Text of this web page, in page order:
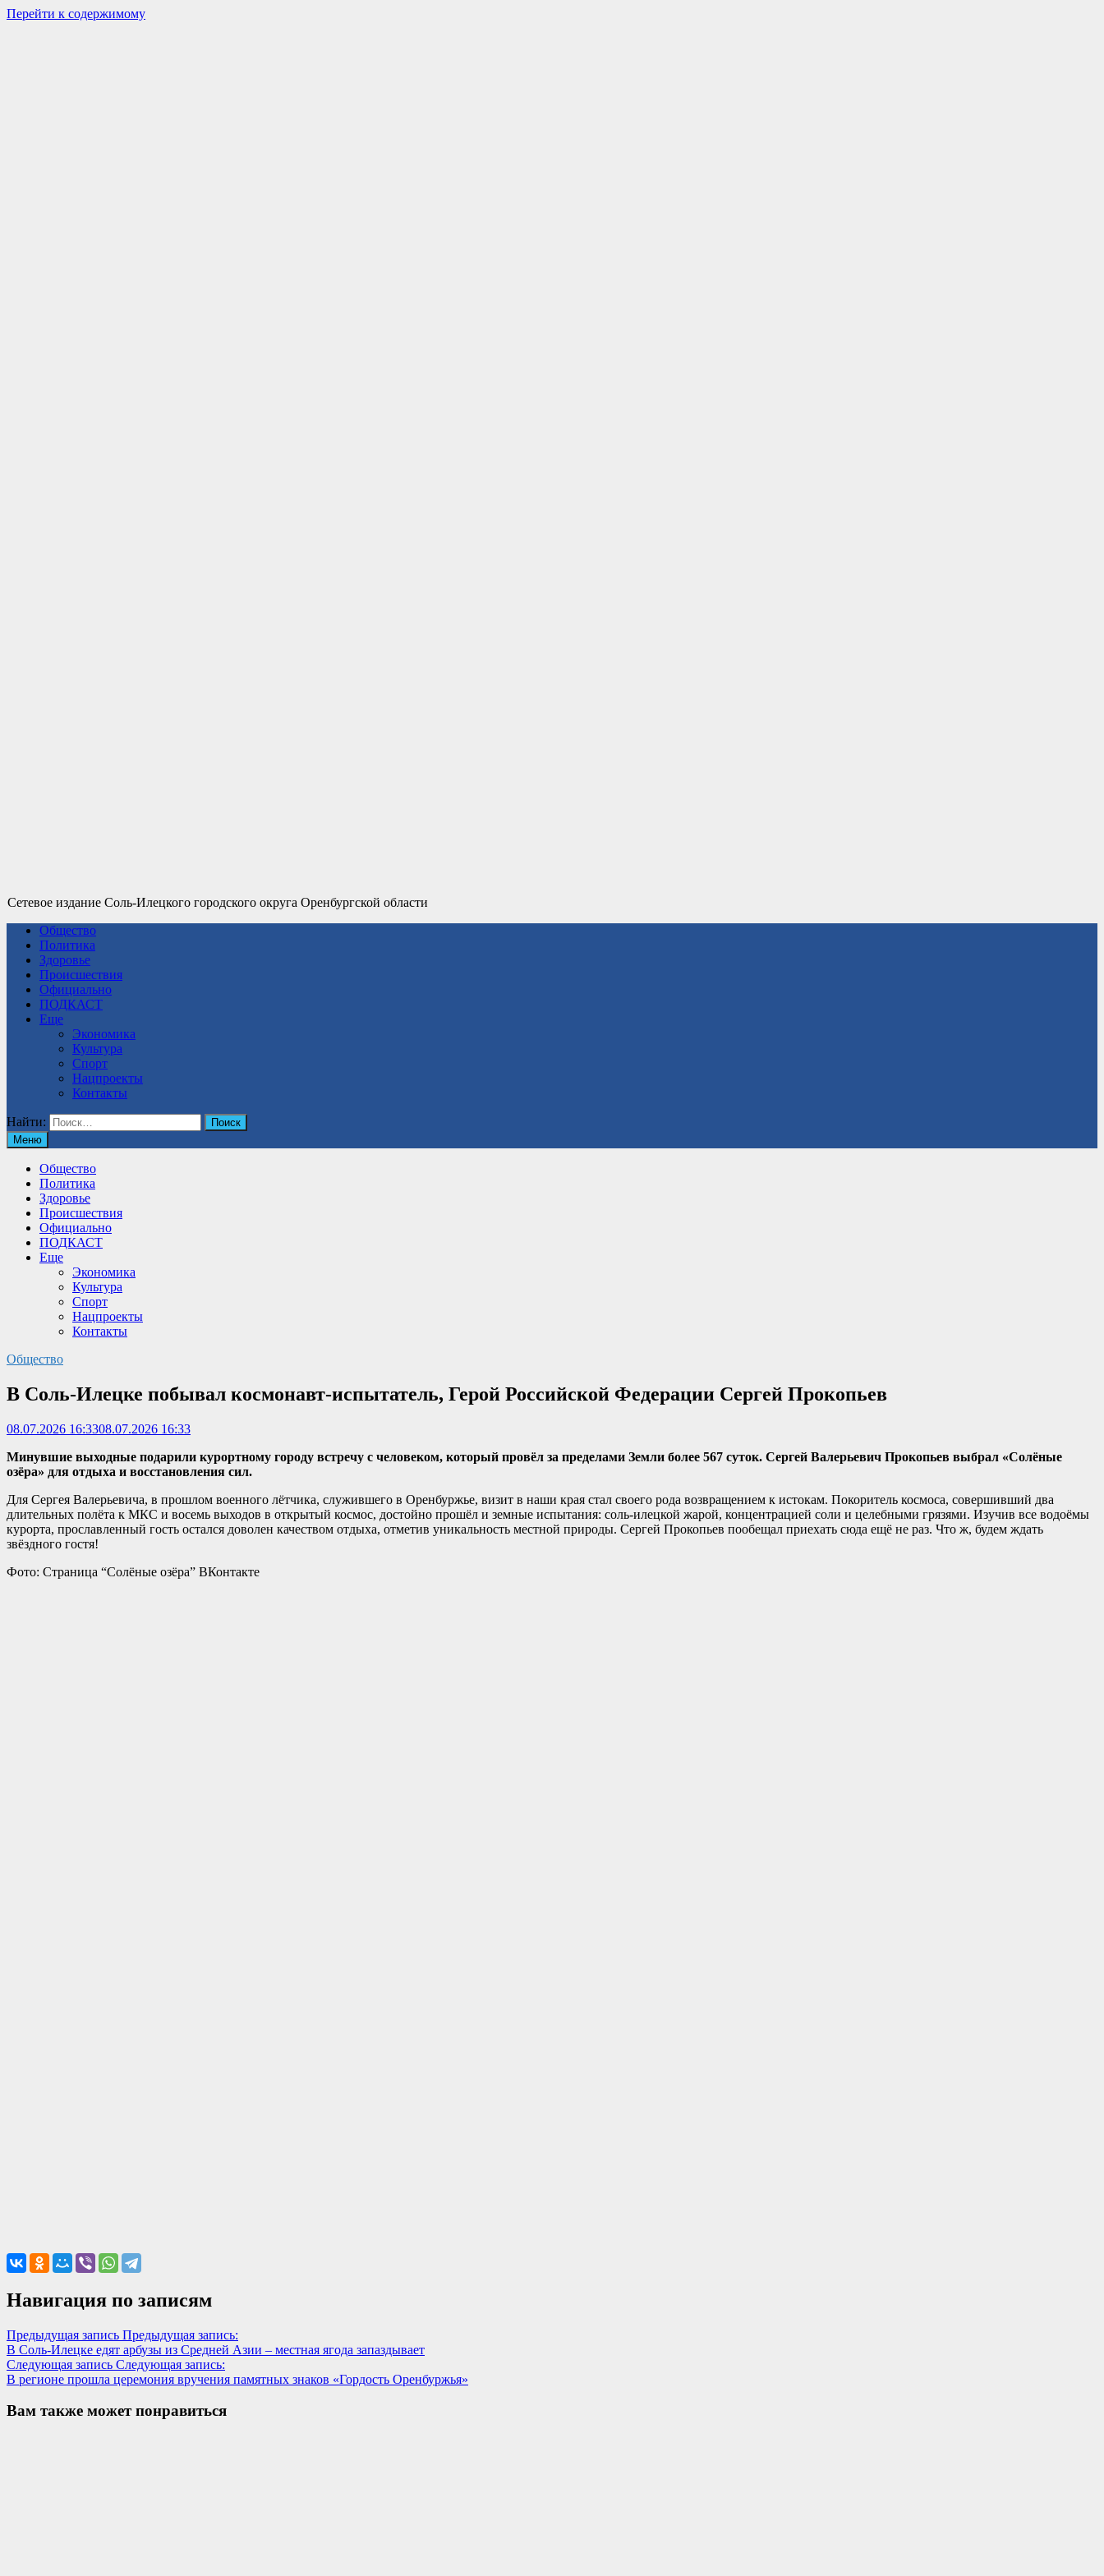
Перейти к содержимому
Сетевое издание Соль-Илецкого городского округа Оренбургской области
Общество
Политика
Здоровье
Происшествия
Официально
ПОДКАСТ
Еще
Экономика
Культура
Спорт
Нацпроекты
Контакты
Найти:
Меню
Общество
Политика
Здоровье
Происшествия
Официально
ПОДКАСТ
Еще
Экономика
Культура
Спорт
Нацпроекты
Контакты
Общество
В Соль-Илецке побывал космонавт-испытатель, Герой Российской Федерации Сергей Прокопьев
08.07.2026 16:3308.07.2026 16:33
Минувшие выходные подарили курортному городу встречу с человеком, который провёл за пределами Земли более 567 суток. Сергей Валерьевич Прокопьев выбрал «Солёные
озёра» для отдыха и восстановления сил.
Для Сергея Валерьевича, в прошлом военного лётчика, служившего в Оренбуржье, визит в наши края стал своего рода возвращением к истокам. Покоритель космоса, совершивший два
длительных полёта к МКС и восемь выходов в открытый космос, достойно прошёл и земные испытания: соль-илецкой жарой, концентрацией соли и целебными грязями. Изучив все водоёмы
курорта, прославленный гость остался доволен качеством отдыха, отметив уникальность местной природы. Сергей Прокопьев пообещал приехать сюда ещё не раз. Что ж, будем ждать
звёздного гостя!
Фото: Страница “Солëные озëра” ВКонтакте
Навигация по записям
Предыдущая запись Предыдущая запись:
В Соль-Илецке едят арбузы из Средней Азии – местная ягода запаздывает
Следующая запись Следующая запись:
В регионе прошла церемония вручения памятных знаков «Гордость Оренбуржья»
Вам также может понравиться